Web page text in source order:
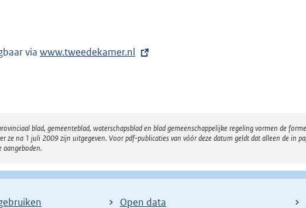
via E
n
e
i
www.tweedekamer.nl
blad, gemeenteblad, waterschapsblad en blad gemeenschappelijke regeling vormen de
ze na 1 juli 2009 zijn uitgegeven. Voor pdf-publicaties van vóór deze datum geldt dat alleen de in
aangeboden.
Open data